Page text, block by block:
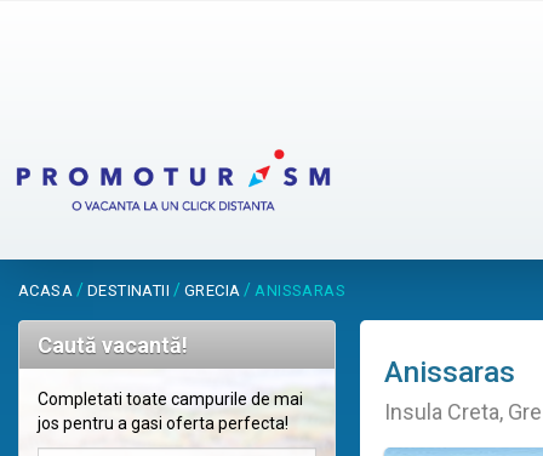
ACASA / DESTINATII / GRECIA /ANISSARAS
Caută vacantă!
Completati toate campurile de mai
jos pentru a gasi oferta perfecta!
Anissaras
Insula Creta,